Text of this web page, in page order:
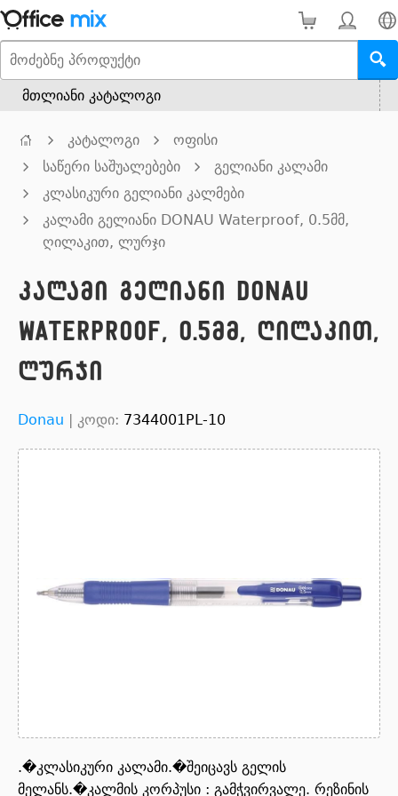
მთლიანი კატალოგი
კატალოგი
ოფისი
საწერი საშუალებები
გელიანი კალამი
კლასიკური გელიანი კალმები
კალამი გელიანი DONAU Waterproof, 0.5მმ,
ღილაკით, ლურჯი
კალამი გელიანი DONAU
Waterproof, 0.5მმ, ღილაკით,
ლურჯი
Donau | კოდი: 7344001PL-10
.�კლასიკური კალამი.�შეიცავს გელის
მელანს.�კალმის კორპუსი : გამჭვირვალე. რეზინის